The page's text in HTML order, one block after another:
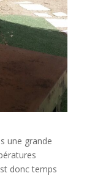
une grande
donc temps